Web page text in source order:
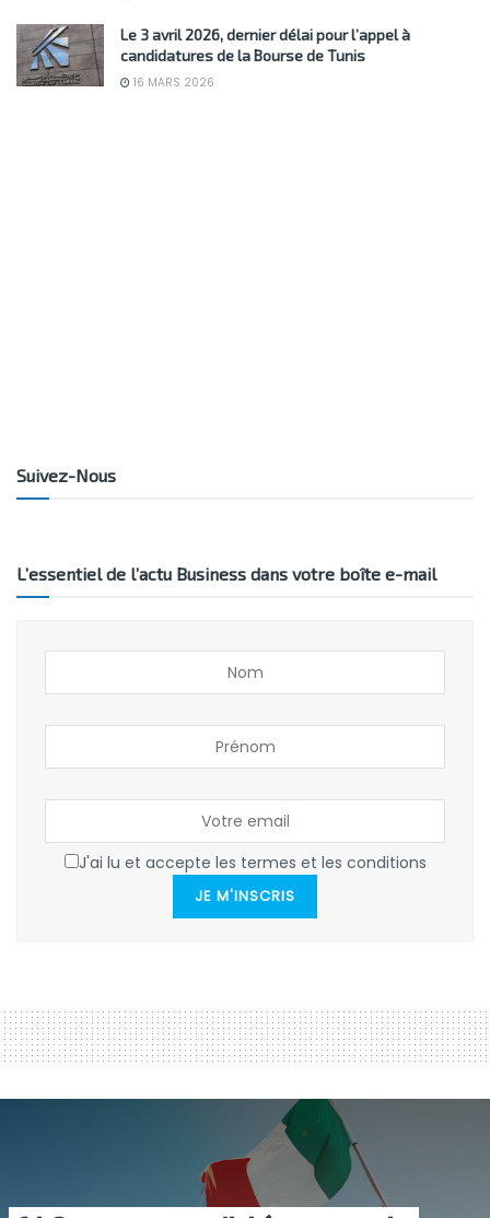
Le 3 avril 2026, dernier délai pour l’appel à
candidatures de la Bourse de Tunis
16 MARS 2026
Suivez-Nous
L’essentiel de l’actu Business dans votre boîte e-mail
J'ai lu et accepte les termes et les conditions
JE M'INSCRIS